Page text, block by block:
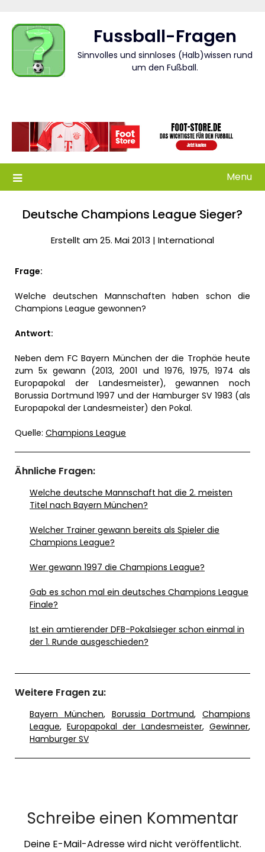
content
Fussball-Fragen
Sinnvolles und sinnloses (Halb)wissen rund
um den Fußball.
Menu
Deutsche Champions League Sieger?
Erstellt am 25. Mai 2013 | International
Frage:
Welche deutschen Mannschaften haben schon die
Champions League gewonnen?
Antwort:
Neben dem FC Bayern München der die Trophäe heute
zum 5x gewann (2013, 2001 und 1976, 1975, 1974 als
Europapokal der Landesmeister), gewannen noch
Borussia Dortmund 1997 und der Hamburger SV 1983 (als
Europapokal der Landesmeister) den Pokal.
Quelle: Champions League
Ähnliche Fragen:
Welche deutsche Mannschaft hat die 2. meisten
Titel nach Bayern München?
Welcher Trainer gewann bereits als Spieler die
Champions League?
Wer gewann 1997 die Champions League?
Gab es schon mal ein deutsches Champions League
Finale?
Ist ein amtierender DFB-Pokalsieger schon einmal in
der 1. Runde ausgeschieden?
Weitere Fragen zu:
Bayern München, Borussia Dortmund, Champions
League, Europapokal der Landesmeister, Gewinner,
Hamburger SV
Schreibe einen Kommentar
Deine E-Mail-Adresse wird nicht veröffentlicht.